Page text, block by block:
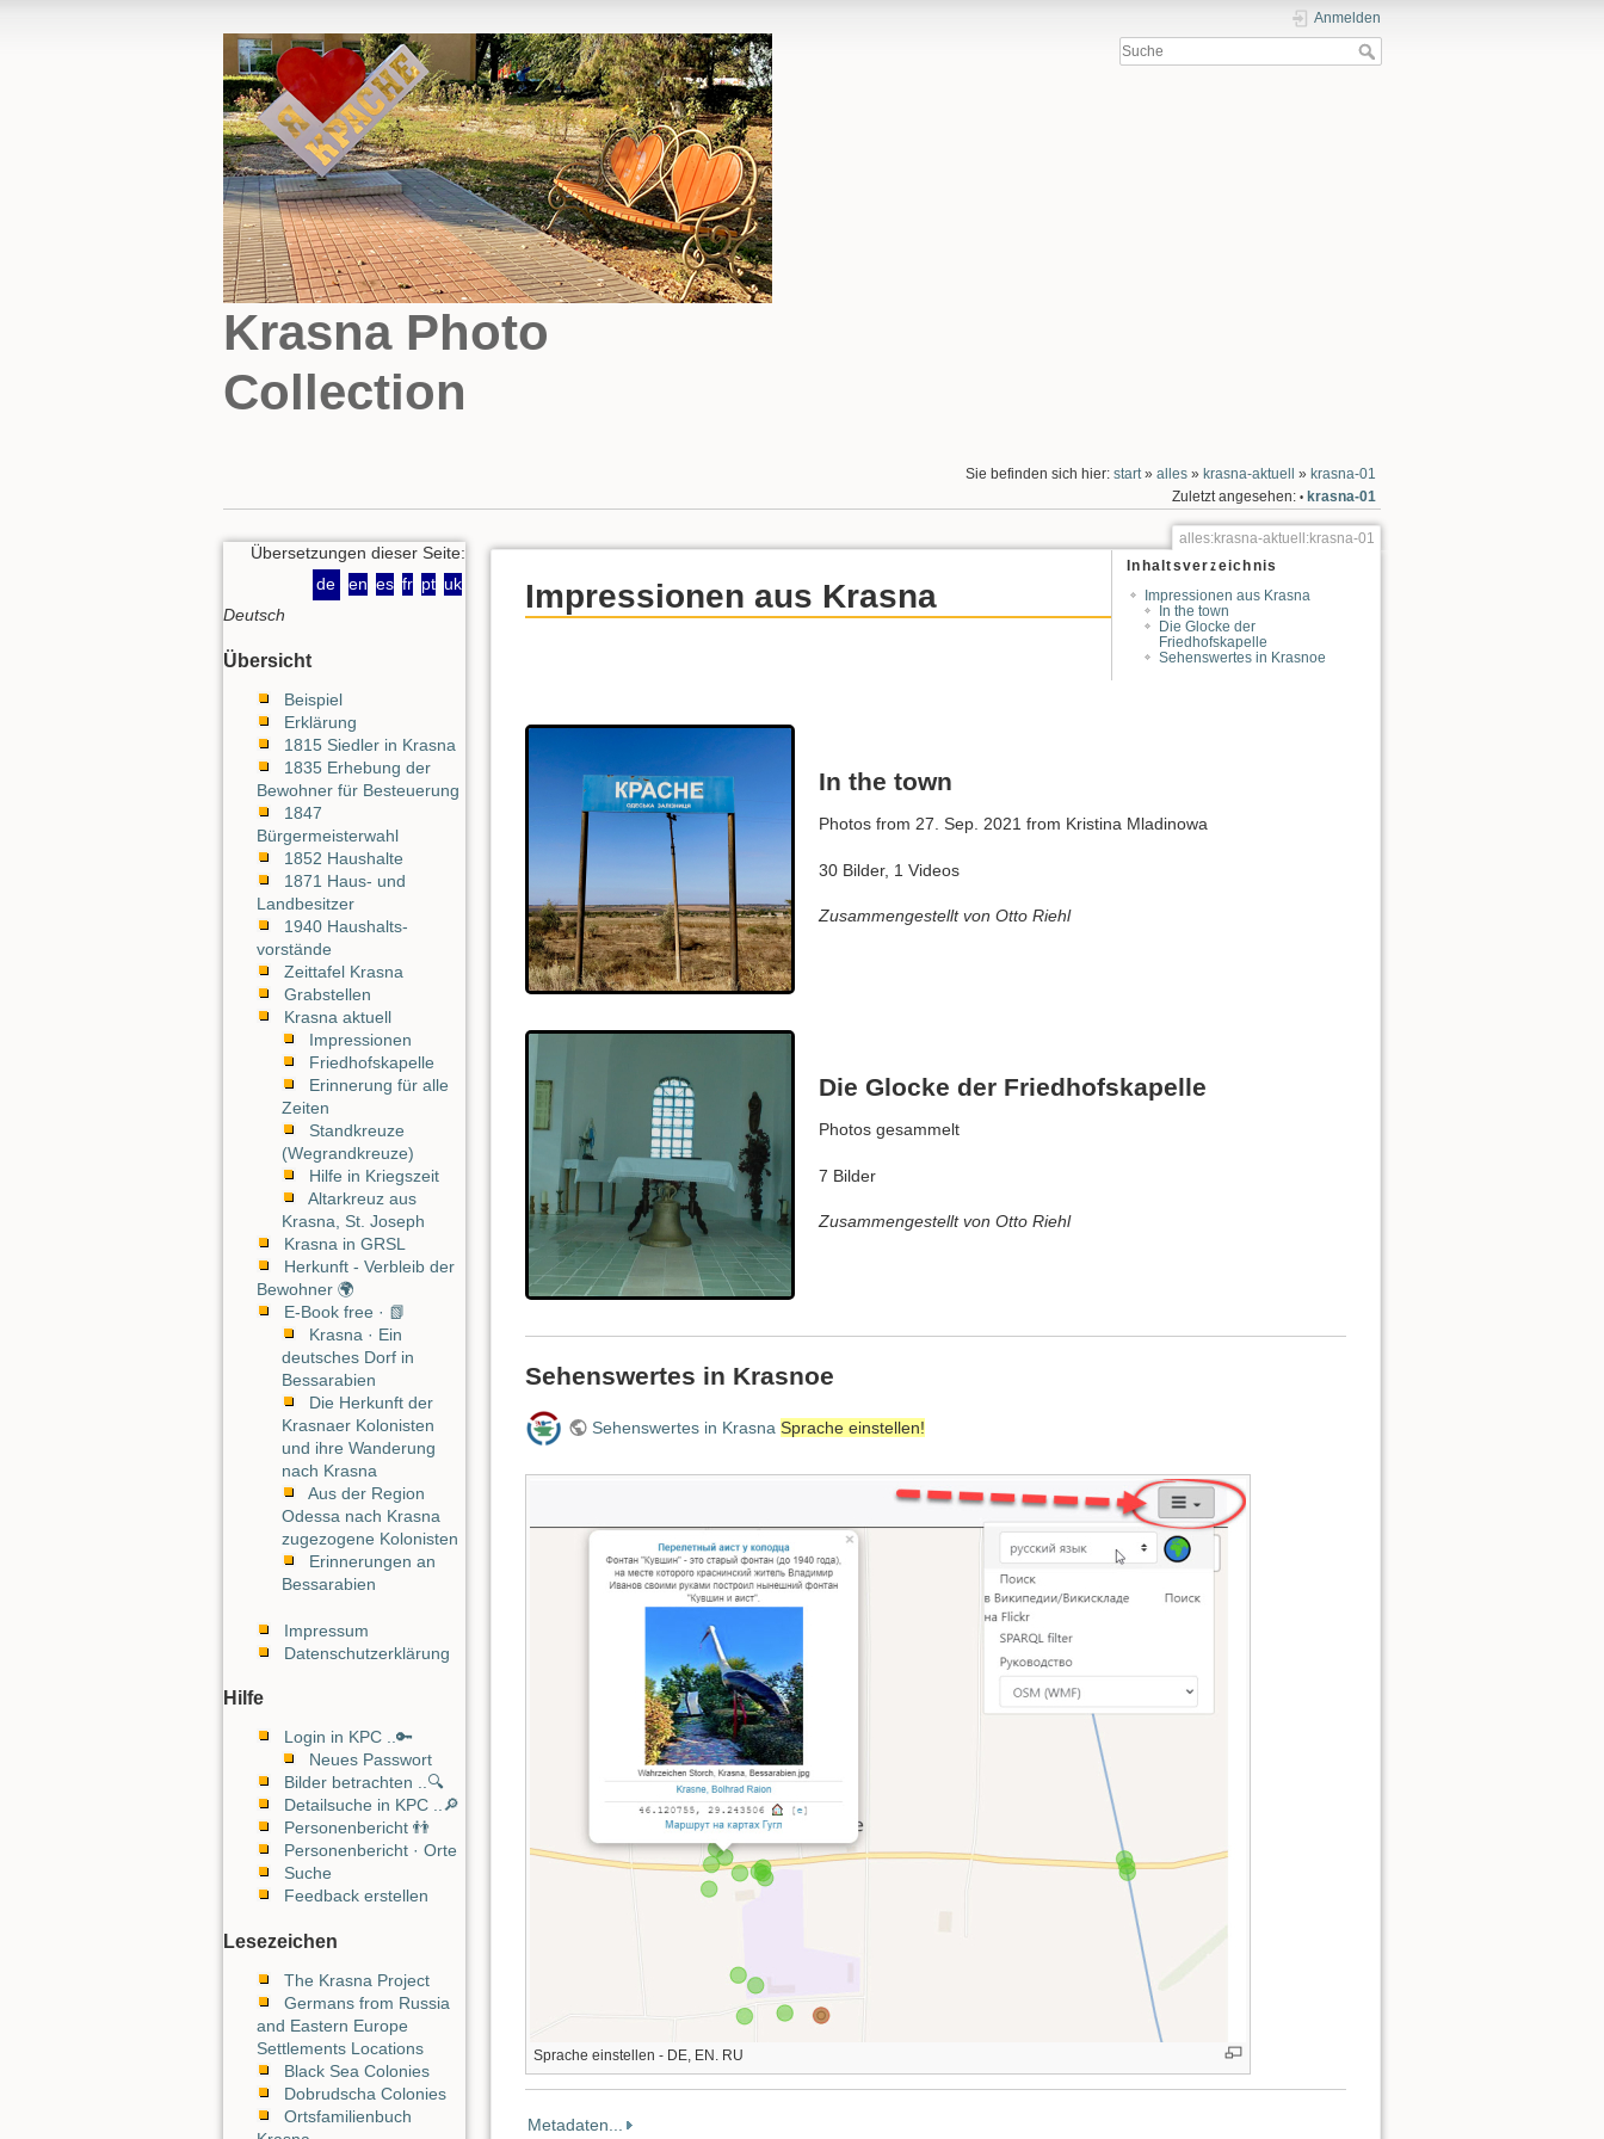
Krasna Photo
Collection
Anmelden
Sie befinden sich hier: start» alles» krasna-aktuell » krasna-01
Zuletzt angesehen: • krasna-01
Übersetzungen dieser Seite:
de
en es fr pt uk
Deutsch
Übersicht
Beispiel
Erklärung
1815 Siedler in Krasna
1835 Erhebung der
Bewohner für Besteuerung
1847
Bürgermeisterwahl
1852 Haushalte
1871 Haus- und
Landbesitzer
1940 Haushalts-
vorstände
Zeittafel Krasna
Grabstellen
Krasna aktuell
Impressionen
Friedhofskapelle
Erinnerung für alle
Zeiten
Standkreuze
(Wegrandkreuze)
Hilfe in Kriegszeit
Altarkreuz aus
Krasna, St. Joseph
Krasna in GRSL
Herkunft - Verbleib der
Bewohner 🌍
E-Book free · 📗
Krasna · Ein
deutsches Dorf in
Bessarabien
Die Herkunft der
Krasnaer Kolonisten
und ihre Wanderung
nach Krasna
Aus der Region
Odessa nach Krasna
zugezogene Kolonisten
Erinnerungen an
Bessarabien
Impressum
Datenschutzerklärung
Hilfe
Login in KPC ..🔑
Neues Passwort
Bilder betrachten ..🔍
Detailsuche in KPC ..🔎
Personenbericht 👬
Personenbericht · Orte
Suche
Feedback erstellen
Lesezeichen
The Krasna Project
Germans from Russia
and Eastern Europe
Settlements Locations
Black Sea Colonies
Dobrudscha Colonies
Ortsfamilienbuch
alles:krasna-aktuell:krasna-01
Inhaltsverzeichnis
Impressionen aus Krasna
In the town
Die Glocke der
Friedhofskapelle
Sehenswertes in Krasnoe
Impressionen aus Krasna
In the town
Photos from 27. Sep. 2021 from Kristina Mladinowa
30 Bilder, 1 Videos
Zusammengestellt von Otto Riehl
Die Glocke der Friedhofskapelle
Photos gesammelt
7 Bilder
Zusammengestellt von Otto Riehl
Sehenswertes in Krasnoe
Sehenswertes in Krasna Sprache einstellen!
Sprache einstellen - DE, EN. RU
Metadaten...